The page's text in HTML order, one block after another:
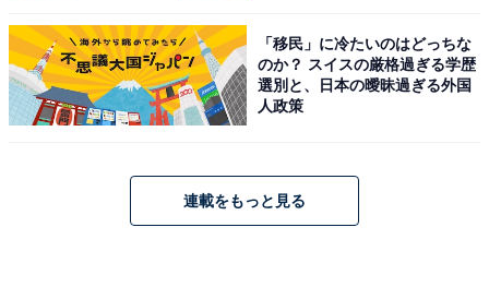
いたのだそう。
「人間って、びっくりしすぎると口が開いて閉じられな
し、夫にコーヒーを入れていたところ、嫁がドスドスと
音を立てながら2階に上ってきたんです。開口一番に言
「移民」に冷たいのはどっちな
のか？ スイスの厳格過ぎる学歴
選別と、日本の曖昧過ぎる外国
人政策
連載をもっと見る